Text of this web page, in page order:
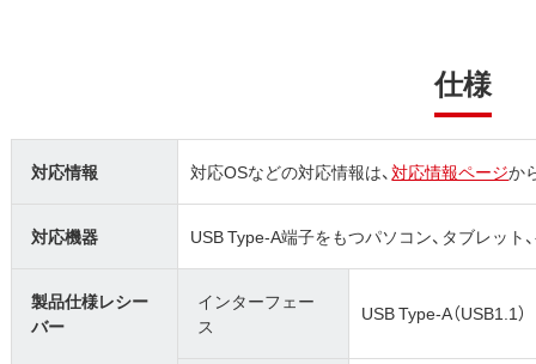
仕様
対応情報 対応OSなどの対応情報は、対応情報ページか
対応機器 USB Type-A端子をもつパソコン、タブレット
製品仕様レシー
バー
インターフェー
ス
USB Type-A（USB1.1）